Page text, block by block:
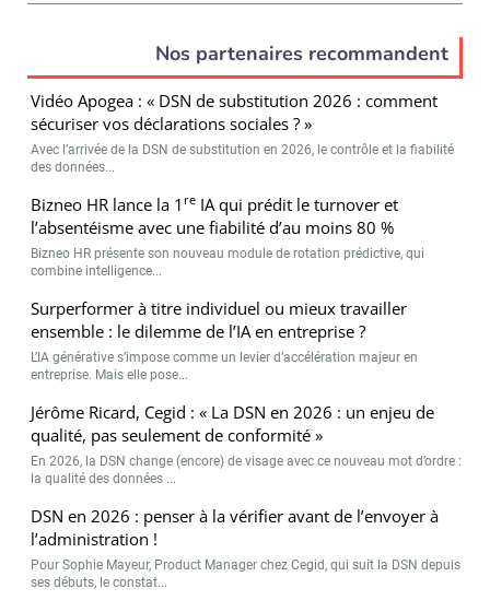
Nos partenaires recommandent
Vidéo Apogea : « DSN de substitution 2026 : comment
sécuriser vos déclarations sociales ? »
Avec l’arrivée de la DSN de substitution en 2026, le contrôle et la fiabilité
des données...
Bizneo HR lance la 1 re IA qui prédit le turnover et
l’absentéisme avec une fiabilité d’au moins 80 %
Bizneo HR présente son nouveau module de rotation prédictive, qui
combine intelligence...
Surperformer à titre individuel ou mieux travailler
ensemble : le dilemme de l’IA en entreprise ?
L’IA générative s’impose comme un levier d’accélération majeur en
entreprise. Mais elle pose...
Jérôme Ricard, Cegid : « La DSN en 2026 : un enjeu de
qualité, pas seulement de conformité »
En 2026, la DSN change (encore) de visage avec ce nouveau mot d’ordre :
la qualité des données ...
DSN en 2026 : penser à la vérifier avant de l’envoyer à
l’administration !
Pour Sophie Mayeur, Product Manager chez Cegid, qui suit la DSN depuis
ses débuts, le constat...